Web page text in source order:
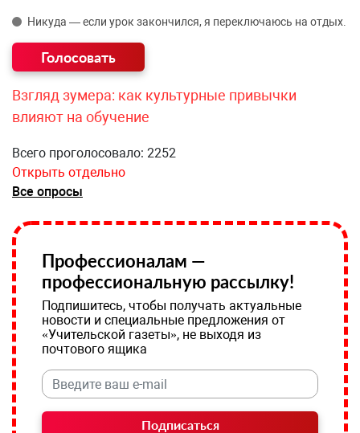
Никуда — если урок закончился, я переключаюсь на отдых.
Взгляд зумера: как культурные привычки
влияют на обучение
Всего проголосовало: 2252
Открыть отдельно
Все опросы
Профессионалам —
профессиональную рассылку!
Подпишитесь, чтобы получать актуальные
новости и специальные предложения от
«Учительской газеты», не выходя из
почтового ящика
Подписаться